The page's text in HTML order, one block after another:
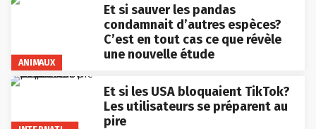
ANIMAUX
Et si sauver les pandas
condamnait d’autres espèces?
C’est en tout cas ce que révèle
une nouvelle étude
Et si les USA bloquaient TikTok?
Les utilisateurs se préparent au
pire